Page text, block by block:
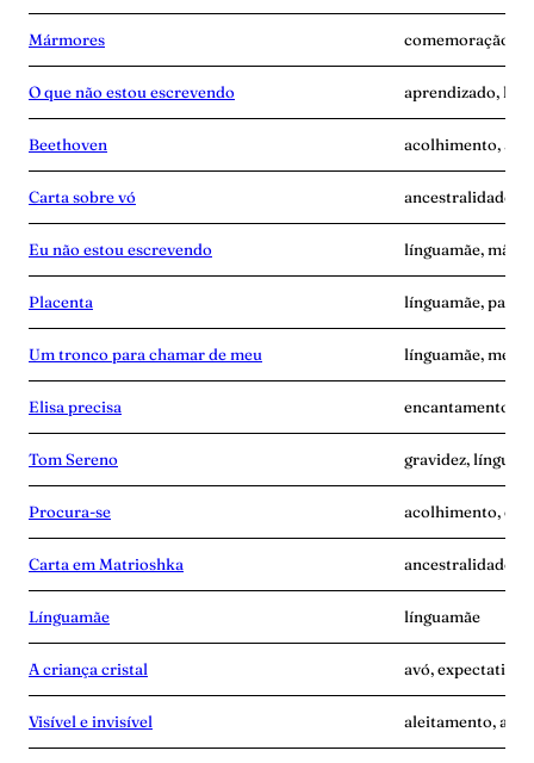
Mármores comemoração,
O que não estou escrevendo aprendizado,
Beethoven acolhimento,
Carta sobre vó ancestralidade,
Eu não estou escrevendo línguamãe, mãe-
Placenta línguamãe,
Um tronco para chamar de meu línguamãe,
Elisa precisa encantamento,
Tom Sereno gravidez,
Procura-se acolhimento,
Carta em Matrioshka ancestralidade,
Línguamãe línguamãe
A criança cristal avó, expectativa
Visível e invisível aleitamento,